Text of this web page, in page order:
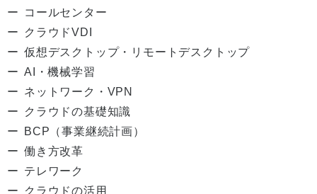
コールセンター
クラウドVDI
仮想デスクトップ・リモートデスクトップ
AI・機械学習
ネットワーク・VPN
クラウドの基礎知識
BCP（事業継続計画）
働き方改革
テレワーク
クラウドの活用